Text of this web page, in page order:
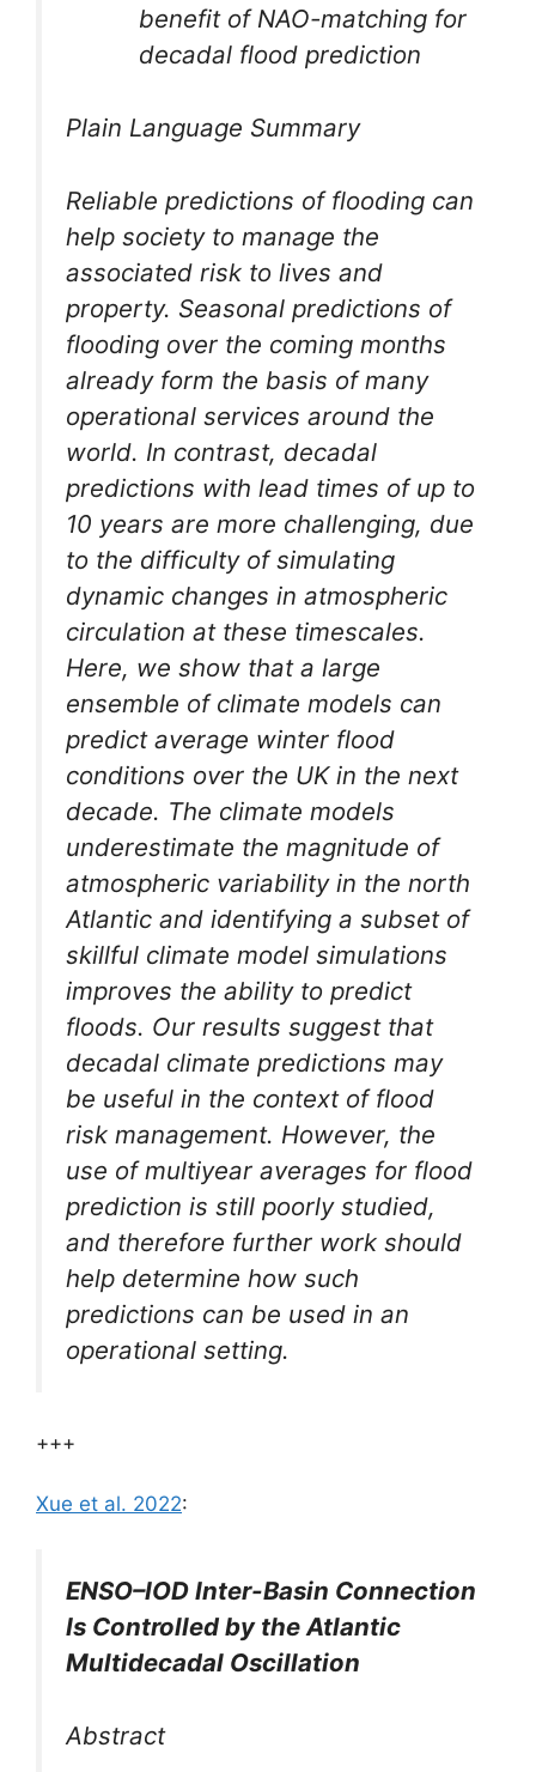
benefit of NAO-matching for
decadal flood prediction
Plain Language Summary
Reliable predictions of flooding can
help society to manage the
associated risk to lives and
property. Seasonal predictions of
flooding over the coming months
already form the basis of many
operational services around the
world. In contrast, decadal
predictions with lead times of up to
10 years are more challenging, due
to the difficulty of simulating
dynamic changes in atmospheric
circulation at these timescales.
Here, we show that a large
ensemble of climate models can
predict average winter flood
conditions over the UK in the next
decade. The climate models
underestimate the magnitude of
atmospheric variability in the north
Atlantic and identifying a subset of
skillful climate model simulations
improves the ability to predict
floods. Our results suggest that
decadal climate predictions may
be useful in the context of flood
risk management. However, the
use of multiyear averages for flood
prediction is still poorly studied,
and therefore further work should
help determine how such
predictions can be used in an
operational setting.
+++
Xue et al. 2022:
ENSO–IOD Inter-Basin Connection
Is Controlled by the Atlantic
Multidecadal Oscillation
Abstract